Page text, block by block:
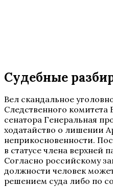
Судебные
Вел скандальное
Следственного
сенатора Генеральная
ходатайство о лишении
неприкосновенности.
в статусе члена верхней
Согласно российскому
должности человек
решением суда либо по